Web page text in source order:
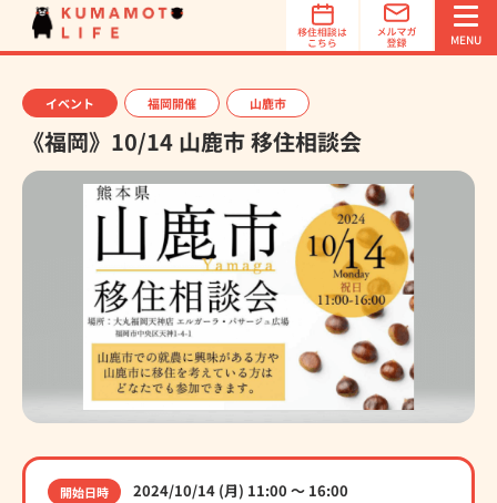
MENU
オススメ地域診断
簡単3ステップでオススメ地域を診断！
オススメ地域診断は、あなたの希望する「立地条件」「特
徴」「魅力」を選択するだけで、オススメの移住先を診断
します。診断は1分で完了！
オススメ地域診断スタート
イベント 福岡開催 山鹿市
《福岡》10/14 山鹿市 移住相談会
開始日時 2024/10/14 (月) 11:00 〜 16:00